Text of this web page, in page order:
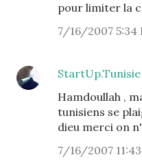
pour limiter la
7/16/2007 5:34
StartUp.Tunisie
Hamdoullah ,
tunisiens se
dieu merci on
7/16/2007